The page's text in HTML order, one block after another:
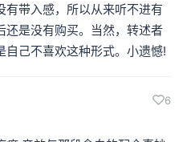
有带入感，所以从来听不进有
还是没有购买。当然，转述者
自己不喜欢这种形式。小遗憾!
6